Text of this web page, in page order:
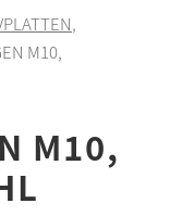
M10,
M10,